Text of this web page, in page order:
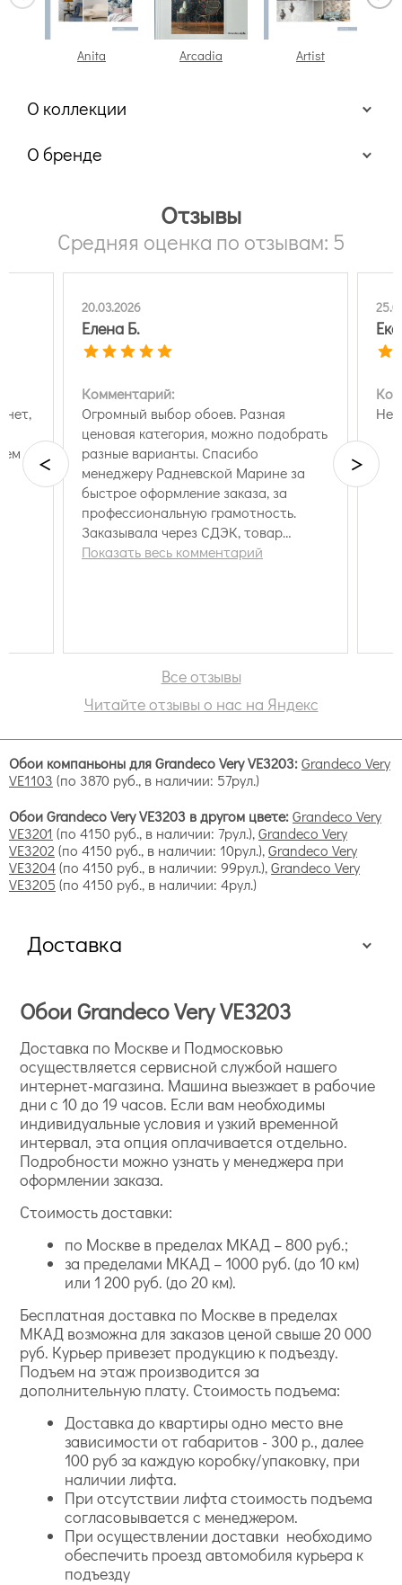
Anita Arcadia Artist
О коллекции
коллекции Грандеко Вери
домашний кабинет,
кухня-столовая (в сухих зонах).
Grandeco "Very"
О бренде
Отзывы
Средняя оценка по отзывам: 5
20.03.2026
Елена Б.
Комментарий:
Огромный выбор обоев. Разная
ценовая категория, можно подобрать
разные варианты. Спасибо
менеджеру Радневской Марине за
быстрое оформление заказа, за
профессиональную грамотность.
Заказывала через СДЭК, товар
пришёл хорошо упакован, быстро и в
Показать весь комментарий
Нет
< >
Все отзывы
Читайте отзывы о нас на Яндекс
Обои компаньоны для Grandeco Very VE3203:Grandeco Very
VE1103 (по 3870 руб., в наличии: 57рул.)
Обои Grandeco Very VE3203 в другом цвете:Grandeco Very
VE3201 (по 4150 руб., в наличии: 7рул.),Grandeco Very
VE3202 (по 4150 руб., в наличии: 10рул.),Grandeco Very
VE3204(по 4150 руб., в наличии: 99рул.),Grandeco Very
VE3205 (по 4150 руб., в наличии: 4рул.)
Доставка
Обои Grandeco Very VE3203
Доставка по Москве и Подмосковью
осуществляется сервисной службой нашего
интернет-магазина. Машина выезжает в рабочие
дни с 10 до 19 часов. Если вам необходимы
индивидуальные условия и узкий временной
интервал, эта опция оплачивается отдельно.
Подробности можно узнать у менеджера при
оформлении заказа.
Стоимость доставки:
по Москве в пределах МКАД – 800 руб.;
за пределами МКАД – 1000 руб. (до 10 км)
или 1 200 руб. (до 20 км).
Бесплатная доставка по Москве в пределах
МКАД возможна для заказов ценой свыше 20 000
руб. Курьер привезет продукцию к подъезду.
Подъем на этаж производится за
дополнительную плату. Стоимость подъема:
Доставка до квартиры одно место вне
зависимости от габаритов - 300 р., далее
100 руб за каждую коробку/упаковку, при
наличии лифта.
При отсутствии лифта стоимость подъема
согласовывается с менеджером.
При осуществлении доставки необходимо
обеспечить проезд автомобиля курьера к
подъезду